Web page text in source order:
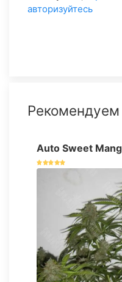
авторизуйтесь
Рекомендуем
Auto Sweet